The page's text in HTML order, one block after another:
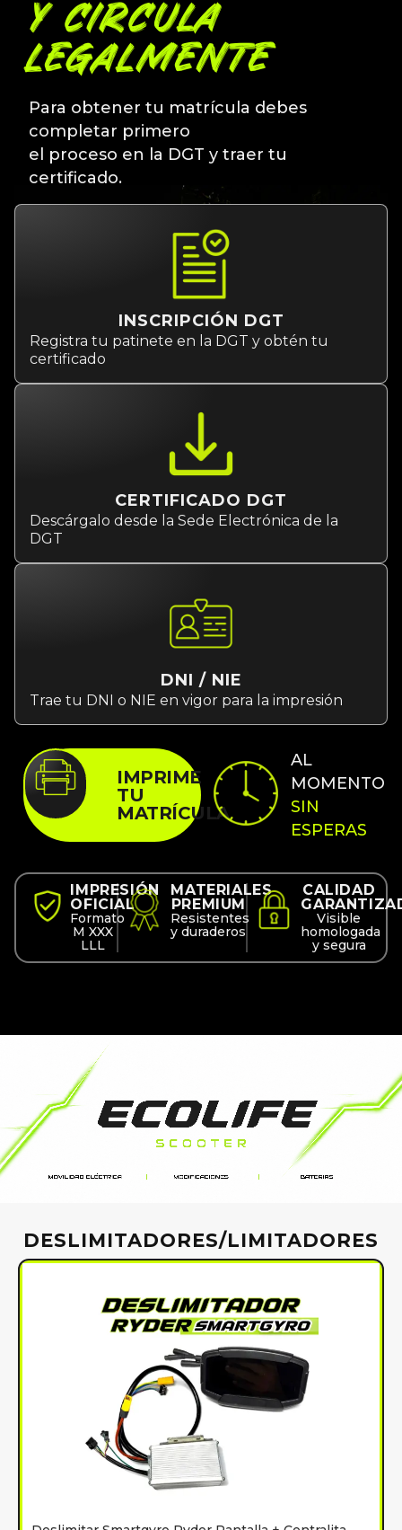
Y CIRCULA
LEGALMENTE
Para obtener tu matrícula debes
completar primero
el proceso en la DGT y traer tu
certificado.
INSCRIPCIÓN DGT
Registra tu patinete en la DGT y obtén tu
certificado
CERTIFICADO DGT
Descárgalo desde la Sede Electrónica de la
DGT
DNI / NIE
Trae tu DNI o NIE en vigor para la impresión
IMPRIME
TU
MATRÍCULA
AL
MOMENTO
SIN
ESPERAS
IMPRESIÓN
OFICIAL
Formato
M XXX
LLL
MATERIALES
PREMIUM
Resistentes
y duraderos
CALIDAD
Visible
homologada
y segura
DESLIMITADORES/LIMITADORES